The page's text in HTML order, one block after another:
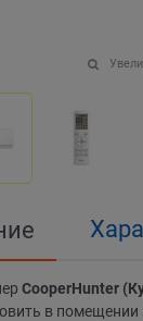
CooperHunter
в